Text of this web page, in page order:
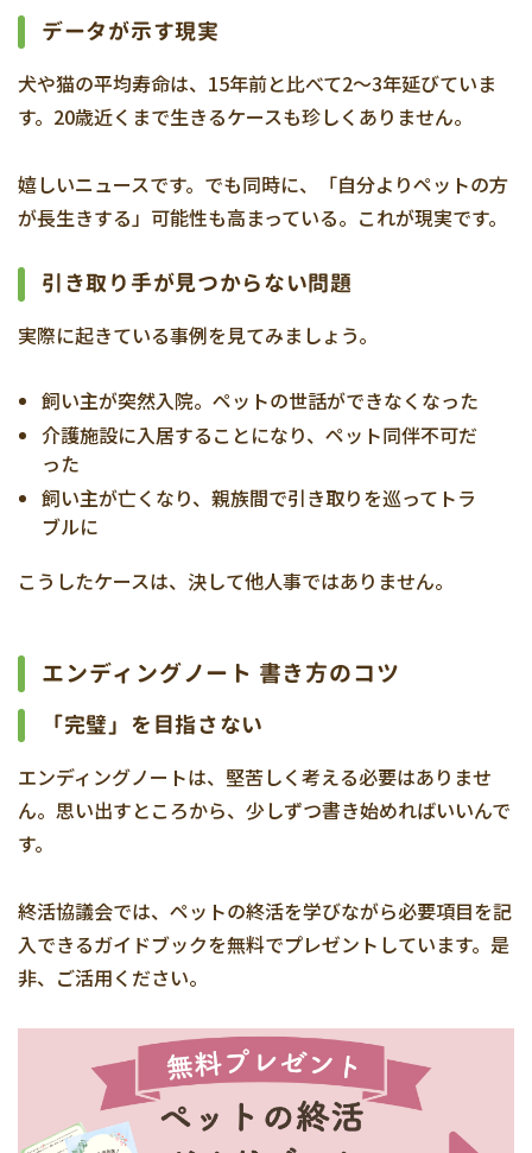
データが示す現実
犬や猫の平均寿命は、15年前と比べて2〜3年延びていま
す。20歳近くまで生きるケースも珍しくありません。
嬉しいニュースです。でも同時に、「自分よりペットの方
が長生きする」可能性も高まっている。これが現実です。
引き取り手が見つからない問題
実際に起きている事例を見てみましょう。
飼い主が突然入院。ペットの世話ができなくなった
介護施設に入居することになり、ペット同伴不可だ
った
飼い主が亡くなり、親族間で引き取りを巡ってトラ
ブルに
こうしたケースは、決して他人事ではありません。
エンディングノート 書き方のコツ
「完璧」を目指さない
エンディングノートは、堅苦しく考える必要はありませ
ん。思い出すところから、少しずつ書き始めればいいんで
す。
終活協議会では、ペットの終活を学びながら必要項目を記
入できるガイドブックを無料でプレゼントしています。是
非、ご活用ください。